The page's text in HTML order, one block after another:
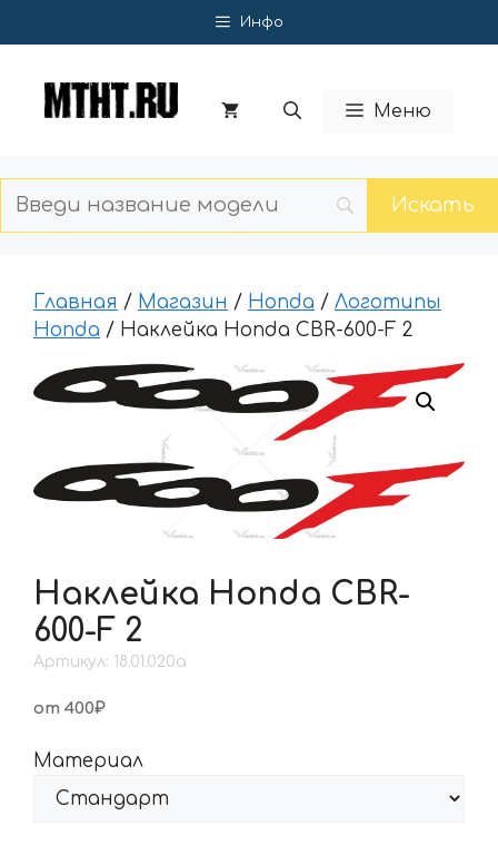
к
Инфо
Меню
Главная / Магазин / Honda / Логотипы
Honda / Наклейка Honda CBR-600-F 2
Наклейка Honda CBR-
600-F 2
Артикул: 18.01.020a
от 400₽
Материал